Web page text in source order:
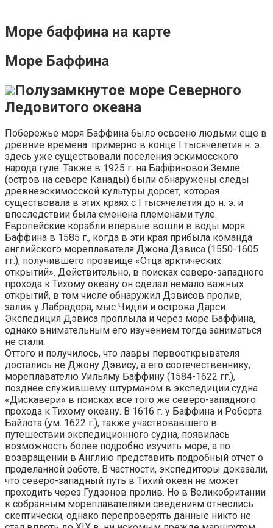
Море баффина на карте
Море Баффина
Полузамкнутое море Северного
Ледовитого океана
Побережье моря Баффина было освоено людьми еще в
древние времена: примерно в конце I тысячелетия н. э.
здесь уже существовали поселения эскимосского
народа гуле. Также в 1925 г. на Баффиновой Земле
(остров на севере Канады) были обнаружены следы
древнеэскимосской культуры дорсет, которая
существовала в этих краях с I тысячелетия до н. э. и
впоследствии была сменена племенами туле.
Европейские корабли впервые вошли в воды моря
Баффина в 1585 г., когда в эти края прибыла команда
английского мореплавателя Джона Дэвиса (1550-1605
гг.), получившего прозвище «Отца арктических
открытий». Действительно, в поисках северо-западного
прохода к Тихому океану он сделал немало важных
открытий, в том числе обнаружил Дэвисов пролив,
залив у Лабрадора, мыс Чидли и острова Дарси.
Экспедиция Дэвиса проплыла и через море Баффина,
однако внимательным его изучением тогда заниматься
не стали.
Оттого и получилось, что лавры первооткрывателя
достались не Джону Дэвису, а его соотечественнику,
мореплавателю Уильяму Баффину (1584-1622 гг.),
позднее служившему штурманом в экспедиции судна
«Дискавери» в поисках все того же северо-западного
прохода к Тихому океану. В 1616 г. у Баффина и Роберта
Байлота (ум. 1622 г.), также участвовавшего в
путешествии экспедиционного судна, появилась
возможность более подробно изучить море, а по
возвращении в Англию представить подробный отчет о
проделанной работе. В частности, экспедиторы доказали,
что северо-западный путь в Тихий океан не может
проходить через Гудзонов пролив. Но в Великобритании
к собранным мореплавателями сведениям отнеслись
скептически, однако перепроверять данные никто не